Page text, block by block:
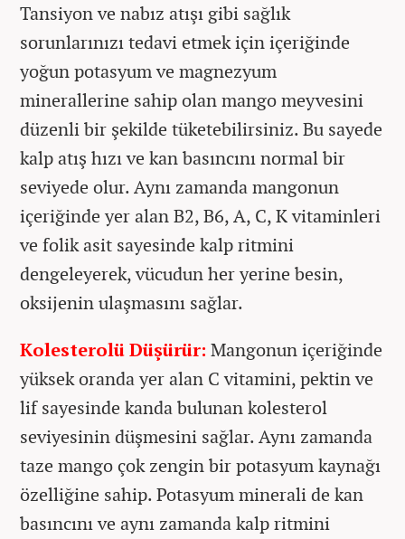
Tansiyon ve nabız atışı gibi sağlık
sorunlarınızı tedavi etmek için içeriğinde
yoğun potasyum ve magnezyum
minerallerine sahip olan mango meyvesini
düzenli bir şekilde tüketebilirsiniz. Bu sayede
kalp atış hızı ve kan basıncını normal bir
seviyede olur. Aynı zamanda mangonun
içeriğinde yer alan B2, B6, A, C, K vitaminleri
ve folik asit sayesinde kalp ritmini
dengeleyerek, vücudun her yerine besin,
oksijenin ulaşmasını sağlar.
Kolesterolü Düşürür: Mangonun içeriğinde
yüksek oranda yer alan C vitamini, pektin ve
lif sayesinde kanda bulunan kolesterol
seviyesinin düşmesini sağlar. Aynı zamanda
taze mango çok zengin bir potasyum kaynağı
özelliğine sahip. Potasyum minerali de kan
basıncını ve aynı zamanda kalp ritmini